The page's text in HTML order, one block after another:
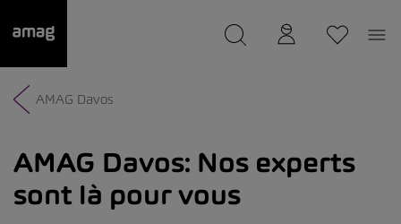
AMAG Davos
AMAG Davos: Nos experts
sont là pour vous